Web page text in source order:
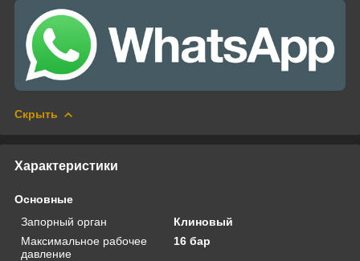
Скрыть
Характеристики
Основные
Запорный орган
Клиновый
Максимальное рабочее
давление
16 бар